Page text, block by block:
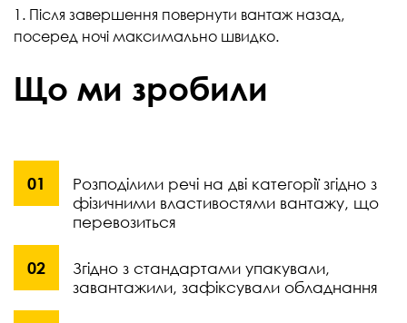
1. Після завершення повернути вантаж назад,
посеред ночі максимально швидко.
Що ми зробили
Розподілили речі на дві категорії згідно з
фізичними властивостями вантажу, що
перевозиться
Згідно з стандартами упакували,
завантажили, зафіксували обладнання